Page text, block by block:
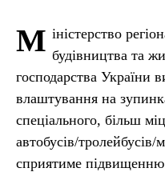
М іністерство
будівництва та
господарства України
влаштування на
спеціального, більш
автобусів/
сприятиме підвищенню